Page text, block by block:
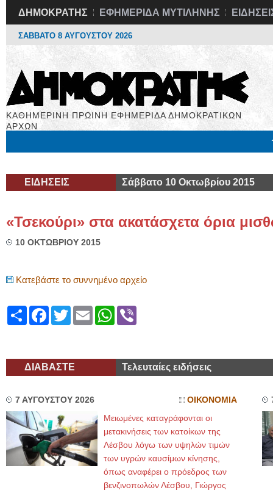
ΔΗΜΟΚΡΑΤΗΣ ΕΦΗΜΕΡΙΔΑ ΜΥΤΙΛΗΝΗΣ
ΣΑΒΒΑΤΟ 8 ΑΥΓΟΥΣΤΟΥ 2026
ΚΑΘΗΜΕΡΙΝΗ ΠΡΩΙΝΗ ΕΦΗΜΕΡΙΔΑ ΔΗΜΟΚΡΑΤΙΚΩΝ
ΑΡΧΩΝ
ΕΙΔΗΣΕΙΣ Σάββατο 10 Οκτωβρίου 2015
«Τσεκούρι» στα ακατάσχετα όρια
10 ΟΚΤΩΒΡΙΟΥ 2015
Κατεβάστε το συννημένο αρχείο
ShareFacebook
TwitterEmailWhatsApp
ΔΙΑΒΑΣΤΕ Τελευταίες ειδήσεις
7 ΑΥΓΟΥΣΤΟΥ 2026 ΟΙΚΟΝΟΜΙΑ
Μειωμένες καταγράφονται οι
μετακινήσεις των κατοίκων της
Λέσβου λόγω των υψηλών τιμών
των υγρών καυσίμων κίνησης,
όπως αναφέρει ο πρόεδρος των
βενζινοπωλών Λέσβου, Γιώργος